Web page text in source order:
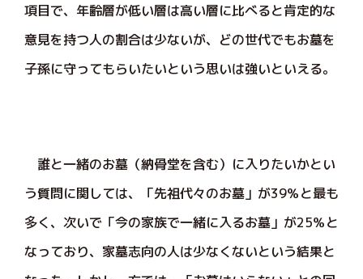
項目で、年齢層が低い層は高い層に比べると肯定的な
意見を持つ人の割合は少ないが、どの世代でもお墓を
子孫に守ってもらいたいという思いは強いといえる。
誰と一緒のお墓（納骨堂を含む）に入りたいかとい
う質問に関しては、「先祖代々のお墓」が39％と最も
多く、次いで「今の家族で一緒に入るお墓」が25％と
なっており、家墓志向の人は少なくないという結果と